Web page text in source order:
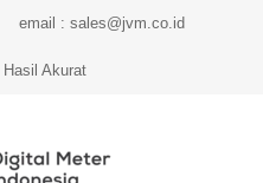
email : sales@jvm.co.id
Hasil Akurat